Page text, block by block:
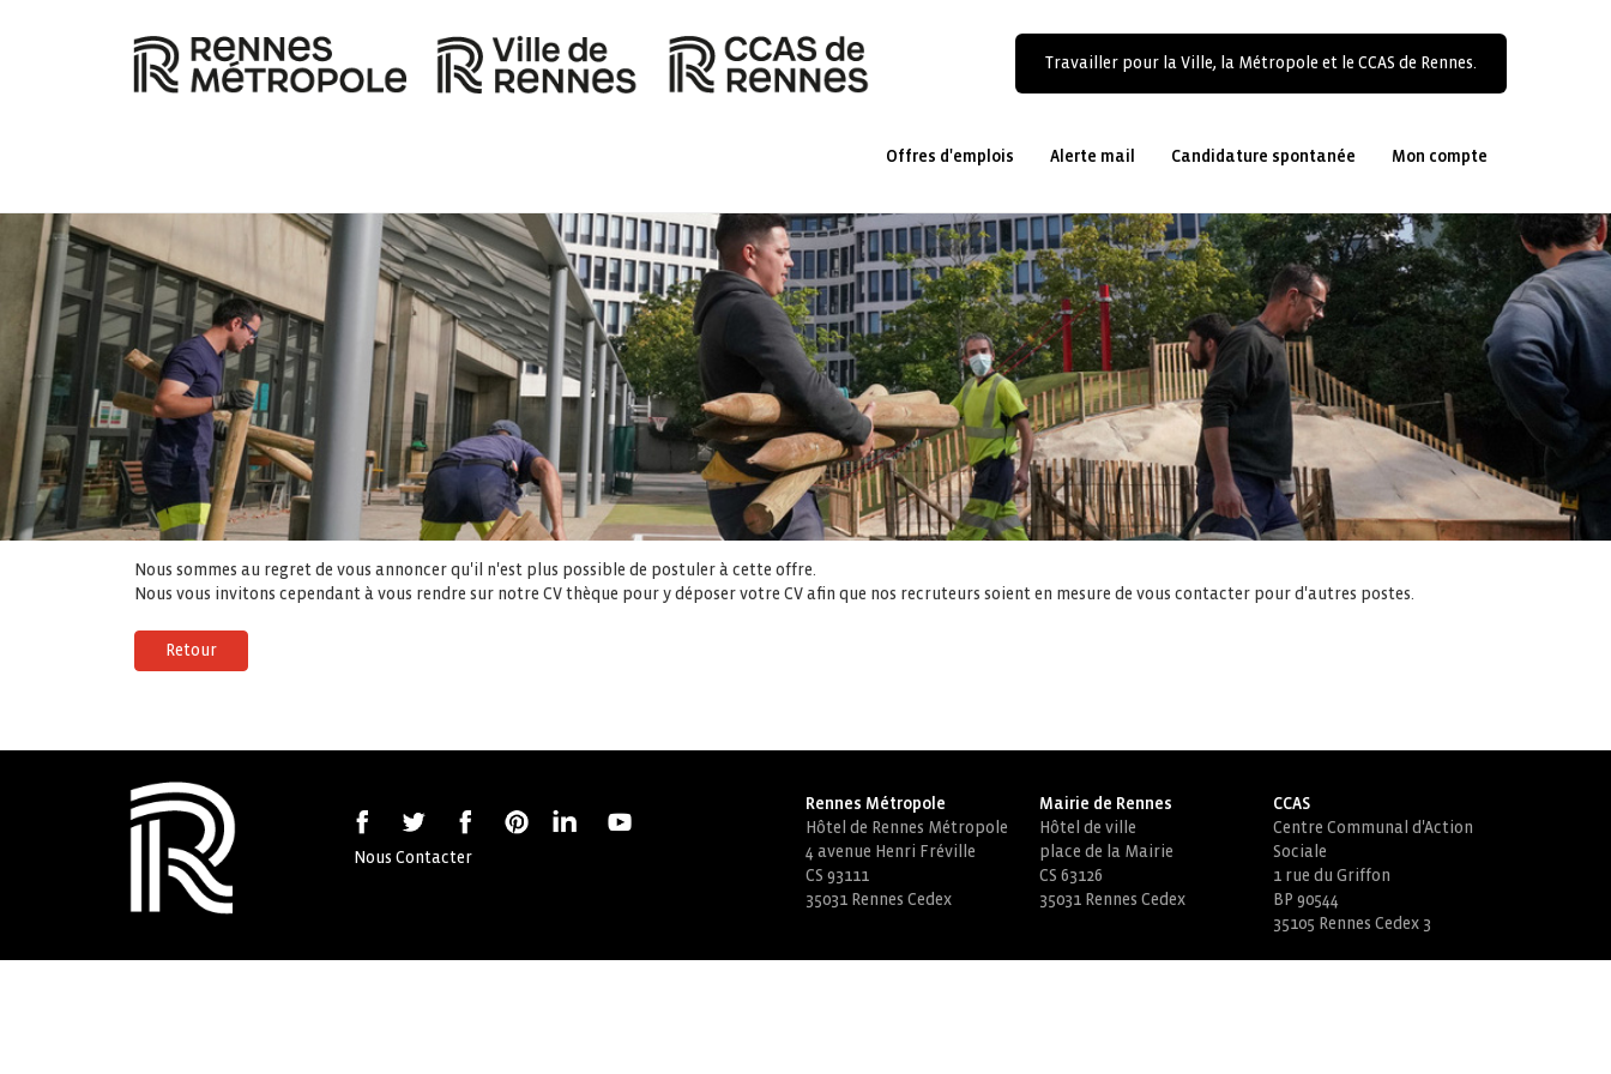
Travailler pour la Ville, la Métropole et le CCAS de Rennes.
Offres d'emplois Alerte mail Candidature spontanée Mon compte
Nous sommes au regret de vous annoncer qu'il n'est plus possible de postuler à cette offre.
Nous vous invitons cependant à vous rendre sur notre CV thèque pour y déposer votre CV afin que nos recruteurs soient en mesure de vous contacter pour d'autres postes.
Retour
Nous Contacter
Rennes Métropole
Hôtel de Rennes Métropole
4 avenue Henri Fréville
CS 93111
35031 Rennes Cedex
Mairie de Rennes
Hôtel de ville
place de la Mairie
CS 63126
35031 Rennes Cedex
CCAS
Centre Communal d'Action
Sociale
1 rue du Griffon
BP 90544
35105 Rennes Cedex 3